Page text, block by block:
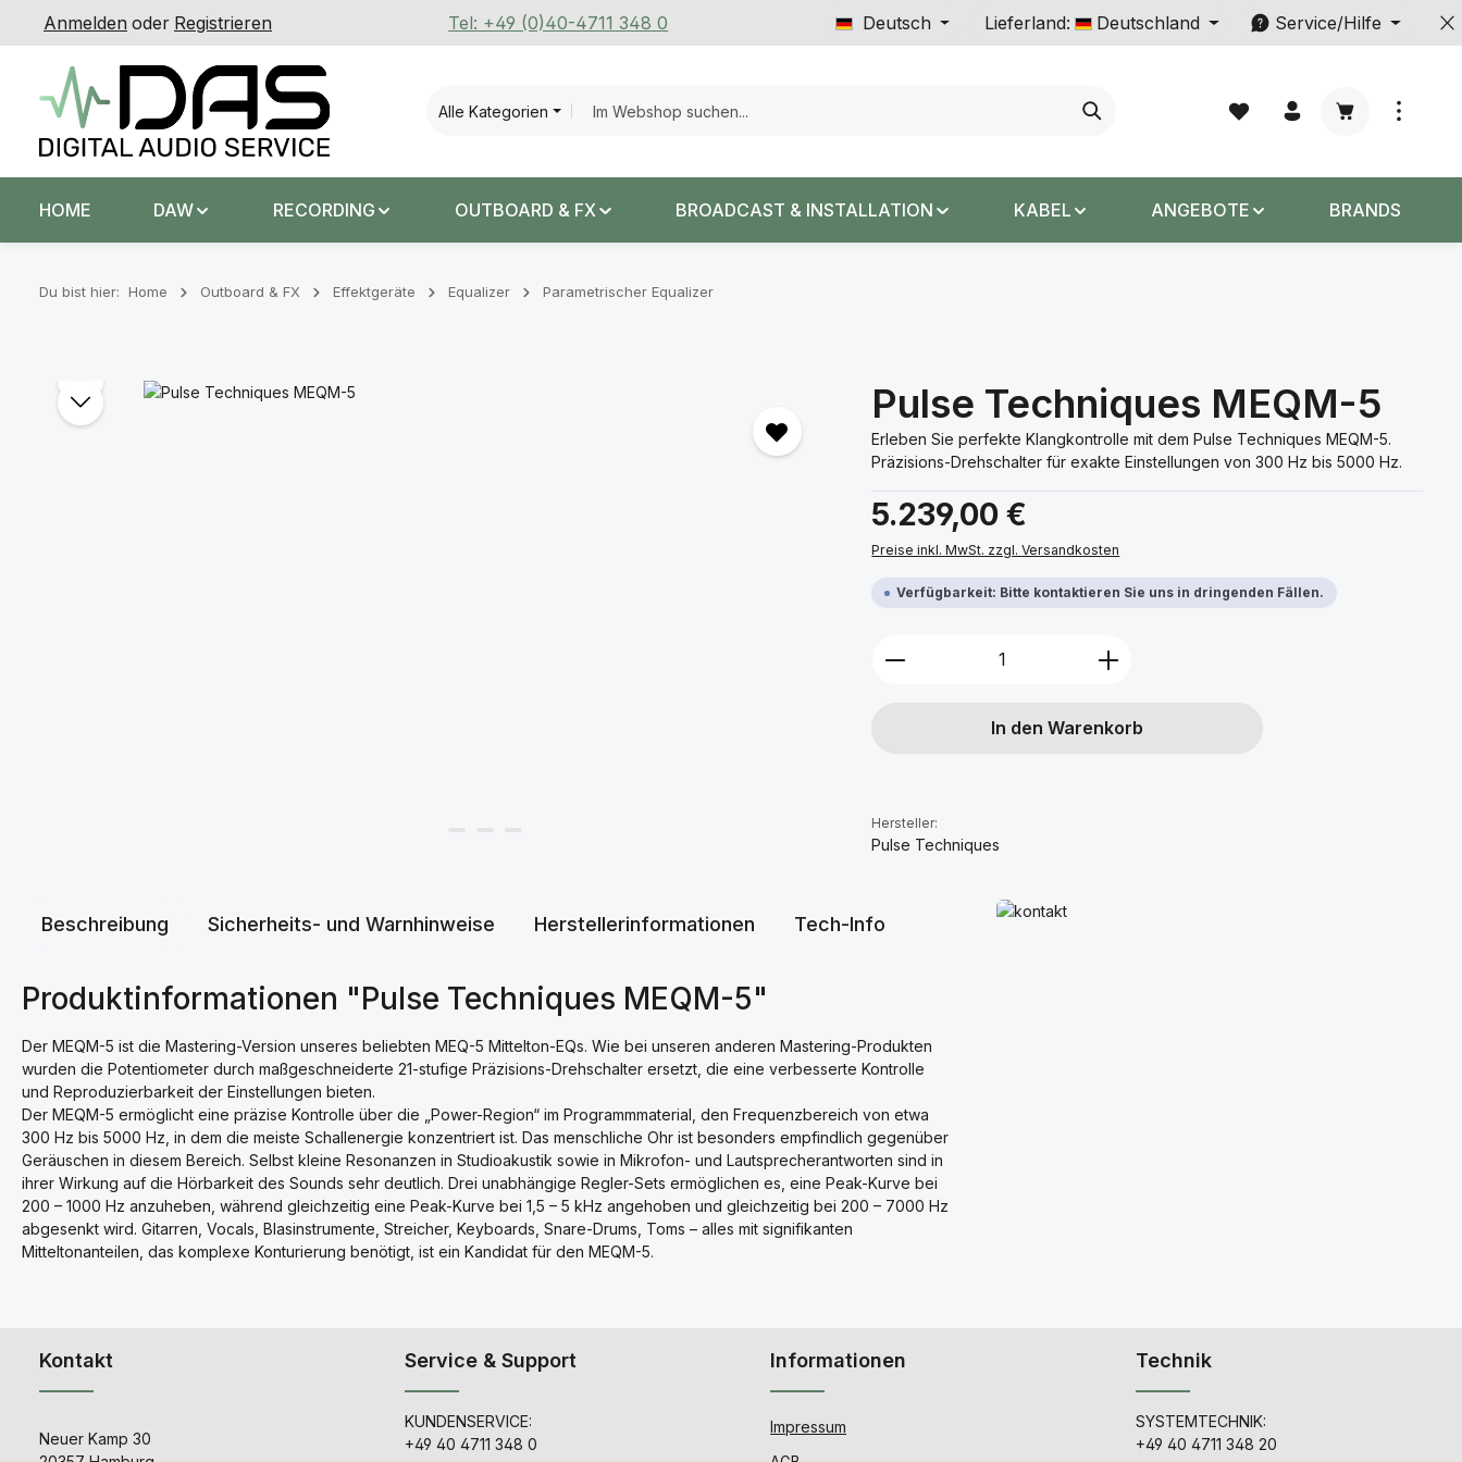
Hauptinhalt springen
Zur Suche springen
Zur Hauptnavigation springen
Anmelden oder Registrieren Tel: +49 (0)40-4711 348 0 Deutsch Lieferland: Deutschland Service/Hilfe
Alle Kategorien
Warenkorb
HOME DAW RECORDING OUTBOARD & FX BROADCAST & INSTALLATION KABEL ANGEBOTE BRANDS
Du bist hier: Home Outboard & FX Effektgeräte Equalizer Parametrischer Equalizer
Bildergalerie überspringen Pulse Techniques MEQM-5
Erleben Sie perfekte Klangkontrolle mit dem Pulse Techniques MEQM-5.
Präzisions-Drehschalter für exakte Einstellungen von 300 Hz bis 5000 Hz.
Regulärer Preis:
5.239,00 €
Preise inkl. MwSt. zzgl. Versandkosten
Verfügbarkeit: Bitte kontaktieren Sie uns in dringenden Fällen.
Produkt Anzahl: Gib den gewünschten Wert
In den Warenkorb
Hersteller:
Pulse Techniques
Beschreibung Sicherheits- und Warnhinweise Herstellerinformationen Tech-Info
Produktinformationen "Pulse Techniques MEQM-5"
Der MEQM-5 ist die Mastering-Version unseres beliebten MEQ-5 Mittelton-EQs. Wie bei unseren anderen Mastering-Produkten
wurden die Potentiometer durch maßgeschneiderte 21-stufige Präzisions-Drehschalter ersetzt, die eine verbesserte Kontrolle
und Reproduzierbarkeit der Einstellungen bieten.
Der MEQM-5 ermöglicht eine präzise Kontrolle über die „Power-Region“ im Programmmaterial, den Frequenzbereich von etwa
300 Hz bis 5000 Hz, in dem die meiste Schallenergie konzentriert ist. Das menschliche Ohr ist besonders empfindlich gegenüber
Geräuschen in diesem Bereich. Selbst kleine Resonanzen in Studioakustik sowie in Mikrofon- und Lautsprecherantworten sind in
ihrer Wirkung auf die Hörbarkeit des Sounds sehr deutlich. Drei unabhängige Regler-Sets ermöglichen es, eine Peak-Kurve bei
200 – 1000 Hz anzuheben, während gleichzeitig eine Peak-Kurve bei 1,5 – 5 kHz angehoben und gleichzeitig bei 200 – 7000 Hz
abgesenkt wird. Gitarren, Vocals, Blasinstrumente, Streicher, Keyboards, Snare-Drums, Toms – alles mit signifikanten
Mitteltonanteilen, das komplexe Konturierung benötigt, ist ein Kandidat für den MEQM-5.
Mehr erfahren
Kontakt
Neuer Kamp 30
Service & Support
KUNDENSERVICE:
+49 40 4711 348 0
Informationen
Impressum
Technik
SYSTEMTECHNIK:
+49 40 4711 348 20